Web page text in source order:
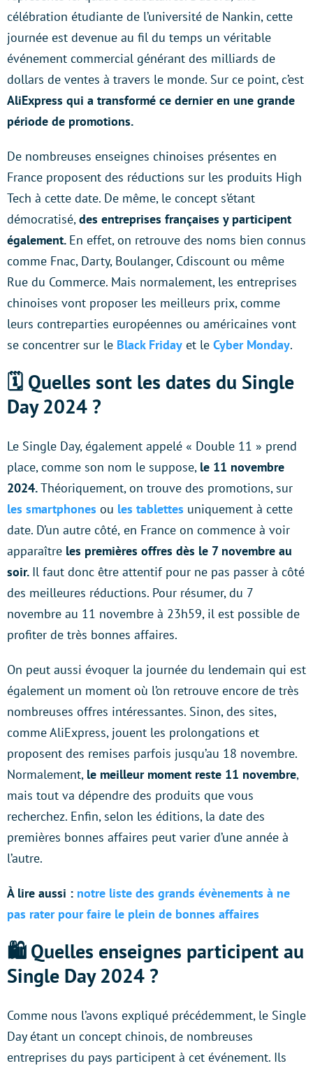
célébration étudiante de l’université de Nankin, cette
journée est devenue au fil du temps un véritable
événement commercial générant des milliards de
dollars de ventes à travers le monde. Sur ce point, c’est
AliExpress qui a transformé ce dernier en une grande
période de promotions.
De nombreuses enseignes chinoises présentes en
France proposent des réductions sur les produits High
Tech à cette date. De même, le concept s’étant
démocratisé,des entreprises françaises y participent
également. En effet, on retrouve des noms bien connus
comme Fnac, Darty, Boulanger, Cdiscount ou même
Rue du Commerce. Mais normalement, les entreprises
chinoises vont proposer les meilleurs prix, comme
leurs contreparties européennes ou américaines vont
se concentrer sur le Black Friday et le Cyber Monday.
🗓 Quelles sont les dates du Single
Day 2024 ?
Le Single Day, également appelé « Double 11 » prend
place, comme son nom le suppose, le 11 novembre
2024.Théoriquement, on trouve des promotions, sur
les smartphones ou les tablettes uniquement à cette
date. D’un autre côté, en France on commence à voir
apparaître les premières offres dès le 7 novembre au
soir. Il faut donc être attentif pour ne pas passer à côté
des meilleures réductions. Pour résumer, du 7
novembre au 11 novembre à 23h59, il est possible de
profiter de très bonnes affaires.
On peut aussi évoquer la journée du lendemain qui est
également un moment où l’on retrouve encore de très
nombreuses offres intéressantes. Sinon, des sites,
comme AliExpress, jouent les prolongations et
proposent des remises parfois jusqu’au 18 novembre.
Normalement, le meilleur moment reste 11 novembre,
mais tout va dépendre des produits que vous
recherchez. Enfin, selon les éditions, la date des
premières bonnes affaires peut varier d’une année à
l’autre.
À lire aussi : notre liste des grands évènements à ne
pas rater pour faire le plein de bonnes affaires
🛍 Quelles enseignes participent au
Single Day 2024 ?
Comme nous l’avons expliqué précédemment, le Single
Day étant un concept chinois, de nombreuses
entreprises du pays participent à cet événement. Ils